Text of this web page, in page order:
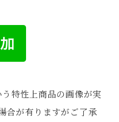
特性上商品の画像が実
合が有りますがご了承